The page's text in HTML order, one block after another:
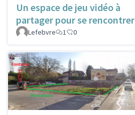
Un espace de jeu vidéo à
partager pour se rencontrer
Lefebvre
1 0